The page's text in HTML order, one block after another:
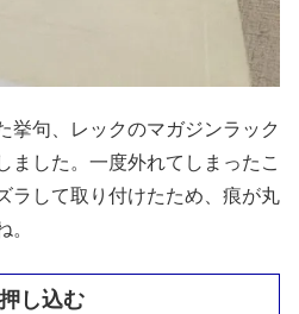
挙句、レックのマガジンラック
ました。一度外れてしまったこ
ラして取り付けたため、痕が丸
。
し込む